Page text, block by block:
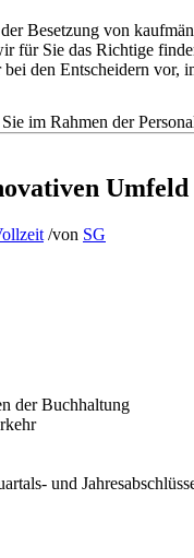
Besetzung von
für Sie das Richtige
den Entscheidern vor,
im Rahmen der
/von SG
der Buchhaltung
und